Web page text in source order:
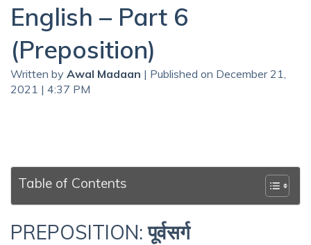
English – Part 6
(Preposition)
Written by Awal Madaan | Published on December 21,
2021 | 4:37 PM
Table of Contents
PREPOSITION:पूर्वसर्ग